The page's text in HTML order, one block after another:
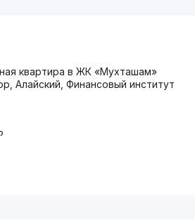
квартира в ЖК «Мухташам»
Алайский, Финансовый институт